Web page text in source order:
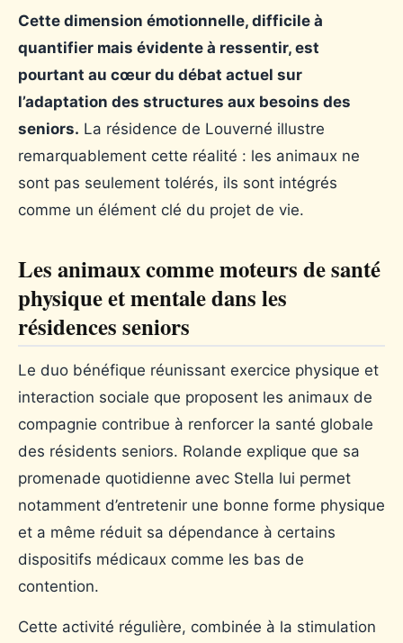
Cette dimension émotionnelle, difficile à
quantifier mais évidente à ressentir, est
pourtant au cœur du débat actuel sur
l’adaptation des structures aux besoins des
seniors. La résidence de Louverné illustre
remarquablement cette réalité : les animaux ne
sont pas seulement tolérés, ils sont intégrés
comme un élément clé du projet de vie.
Les animaux comme moteurs de santé
physique et mentale dans les
résidences seniors
Le duo bénéfique réunissant exercice physique et
interaction sociale que proposent les animaux de
compagnie contribue à renforcer la santé globale
des résidents seniors. Rolande explique que sa
promenade quotidienne avec Stella lui permet
notamment d’entretenir une bonne forme physique
et a même réduit sa dépendance à certains
dispositifs médicaux comme les bas de
contention.
Cette activité régulière, combinée à la stimulation